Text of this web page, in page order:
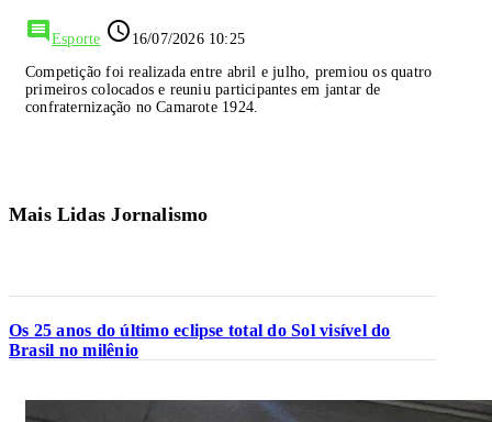
comment Esporte access_time 16/07/2026 10:25
Competição foi realizada entre abril e julho, premiou os quatro
primeiros colocados e reuniu participantes em jantar de
confraternização no Camarote 1924.
Mais Lidas Jornalismo
Os 25 anos do último eclipse total do Sol visível do
Brasil no milênio